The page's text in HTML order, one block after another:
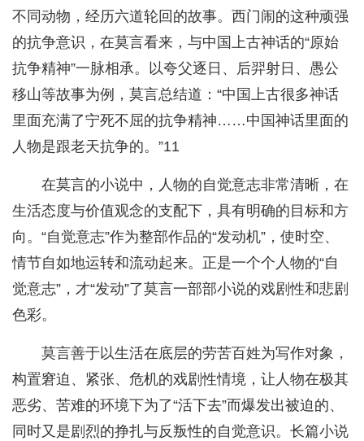
不同动物，经历六道轮回的故事。西门闹的这种顽强
的抗争意识，在莫言看来，与中国上古神话的“原始
抗争精神”一脉相承。以夸父逐日、后羿射日、愚公
移山等故事为例，莫言总结道：“中国上古很多神话
里面充满了宁死不屈的抗争精神……中国神话里面的
人物是跟老天抗争的。”11
在莫言的小说中，人物的自觉意志非常清晰，在
生活态度与价值观念的支配下，具有明确的目标和方
向。“自觉意志”作为整部作品的“发动机”，使时空、
情节自如地运转和流动起来。正是一个个人物的“自
觉意志”，才“发动”了莫言一部部小说的戏剧性和悲剧
色彩。
莫言善于以生活在底层的劳苦百姓为写作对象，
构置窘迫、紧张、危机的戏剧性情境，让人物在极其
恶劣、苦难的环境下为了“活下去”而爆发出被迫的、
同时又是剧烈的挣扎与反叛性的自觉意识。长篇小说